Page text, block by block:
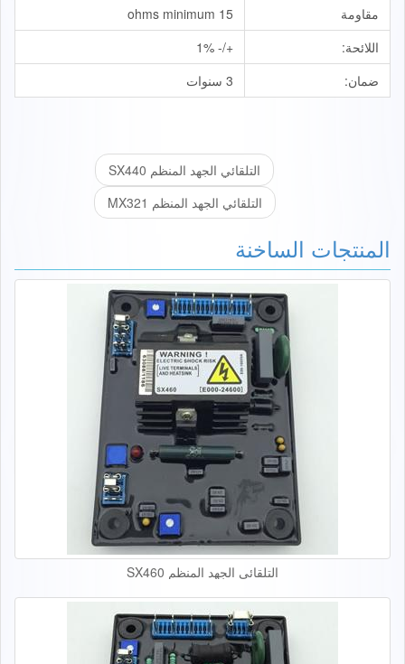
مقاومة
اللائحة:
+/- 1%
ضمان:
التلقائي الجهد المنظم SX440
التلقائي الجهد المنظم MX321
المنتجات الساخنة
التلقائي الجهد المنظم SX460